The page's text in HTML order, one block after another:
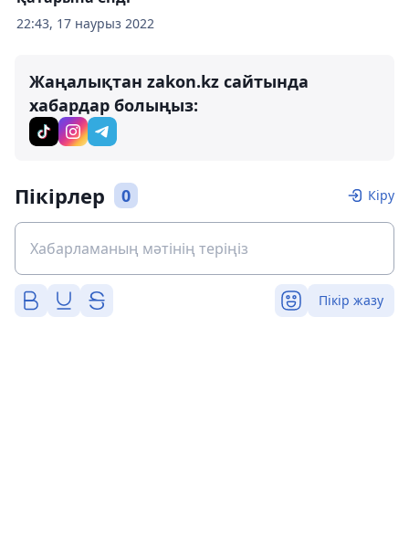
22:43, 17 наурыз 2022
Жаңалықтан zakon.kz сайтында
хабардар болыңыз:
Пікірлер 0 Кіру
Пікір жазу